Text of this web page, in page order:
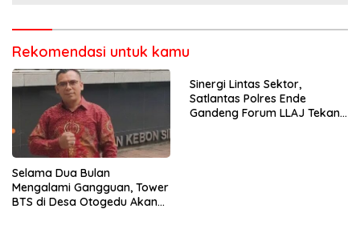
Rekomendasi untuk kamu
Selama Dua Bulan
Mengalami Gangguan, Tower
BTS di Desa Otogedu Akan
Sinergi Lintas Sektor,
Satlantas Polres Ende
Gandeng Forum LLAJ Tekan